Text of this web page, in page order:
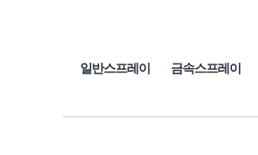
일반스프레이 금속스프레이